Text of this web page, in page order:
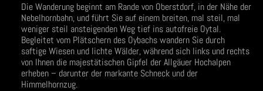
Ferienwohnungen
Urlaub im Allgäu
Service
Vermittlung
Über uns
Die Wanderung beginnt am Rande von Oberstdorf, in der Nähe der
Nebelhornbahn, und führt Sie auf einem breiten, mal steil, mal
weniger steil ansteigenden Weg tief ins autofreie Oytal.
Begleitet vom Plätschern des Oybachs wandern Sie durch
saftige Wiesen und lichte Wälder, während sich links und rechts
von Ihnen die majestätischen Gipfel der Allgäuer Hochalpen
erheben – darunter der markante Schneck und der
Himmelhornzug.